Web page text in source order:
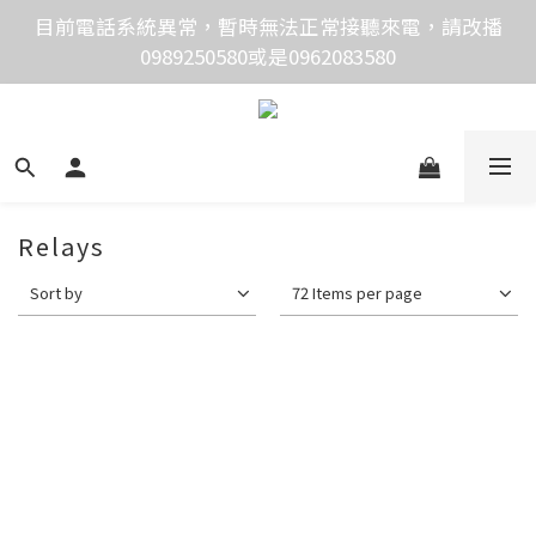
價格均含稅，下單享優惠！歡迎大量採購，由專人提供
專案報價。
目前電話系統異常，暫時無法正常接聽來電，請改播
0989250580或是0962083580
價格均含稅，下單享優惠！歡迎大量採購，由專人提供
Relays
Sort by 72 Items per page